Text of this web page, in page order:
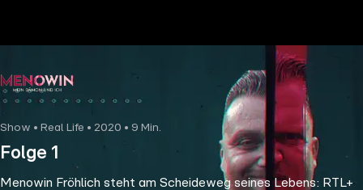
Show • Real Life • 2020 • 9 Min.
Folge 1
Menowin Fröhlich steht am Scheideweg seines Lebens: RTL+